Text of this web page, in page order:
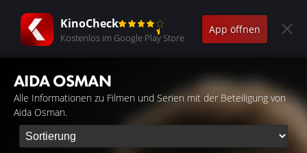
KinoCheck
Kostenlos im Google Play Store
App öffnen
AIDA OSMAN
Alle Informationen zu Filmen und Serien mit der Beteiligung von
Aida Osman.